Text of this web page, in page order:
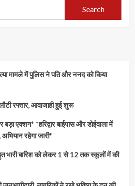
Search
मामले में पुलिस ने पति और ननद को किया
रफ्तार, आवाजाही हुई शुरू
बड़ा एक्शन* *हरिद्वार बाईपास और डोईवाला में
अभियान रहेगा जारी*
भारी बारिश को लेकर 1 से 12 तक स्कूलों में की